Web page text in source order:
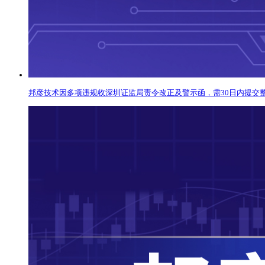
邦彦技术因多项违规收深圳证监局责令改正及警示函，需30日内提交